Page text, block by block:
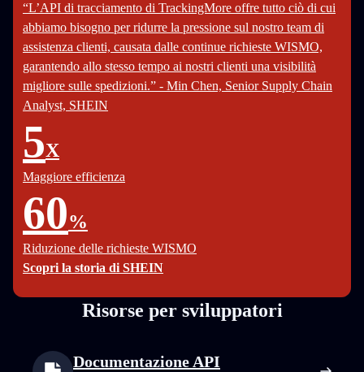
“L’API di tracciamento di TrackingMore offre tutto ciò di cui
abbiamo bisogno per ridurre la pressione sul nostro team di
assistenza clienti, causata dalle continue richieste WISMO,
garantendo allo stesso tempo ai nostri clienti una visibilità
migliore sulle spedizioni.” - Min Chen, Senior Supply Chain
Analyst, SHEIN
5X
Maggiore efficienza
60%
Riduzione delle richieste WISMO
Scopri la storia di SHEIN
Risorse per sviluppatori
Documentazione API